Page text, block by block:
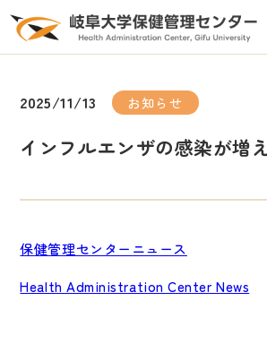
2025/11/13 お知らせ
インフルエンザの感染が増
保健管理センターニュース
Health Administration Center News